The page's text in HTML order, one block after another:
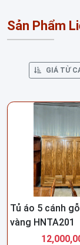
Sản Phẩm
GIÁ TỪ
Tủ áo 5 cánh
vàng HNTA201